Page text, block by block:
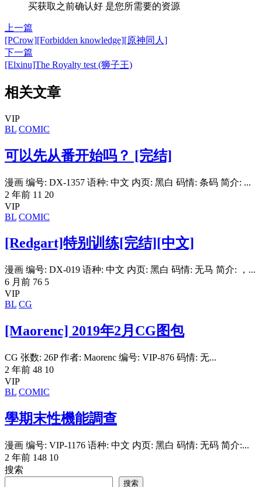
买获取之前确认好 是您所需要的资源
上一篇
[PCrow][Forbidden knowledge][原神同人]
下一篇
[Elxinu]The Royalty test (狮子王)
相关文章
VIP
BL COMIC
可以先从番开始吗？ [完结]
漫画 编号: DX-1357 语种: 中文 内页: 黑白 码情: 条码 简介: ...
2 年前 11 20
VIP
BL COMIC
[Redgart]特别训练[完结][中文]
漫画 编号: DX-019 语种: 中文 内页: 黑白 码情: 无马 简介: ，...
6 月前 76 5
VIP
BL CG
[Maorenc] 2019年2月CG图包
CG 张数: 26P 作者: Maorenc 编号: VIP-876 码情: 无...
2 年前 48 10
VIP
BL COMIC
學期末性機能調查
漫画 编号: VIP-1176 语种: 中文 内页: 黑白 码情: 无码 简介:...
2 年前 148 10
搜索
搜索